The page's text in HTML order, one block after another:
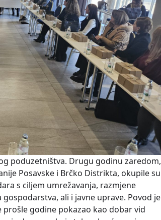
poduzetništva. Drugu godinu zaredom,
Posavske i Brčko Distrikta, okupile su
s ciljem umrežavanja, razmjene
ali i javne uprave. Povod je
godine pokazao kao dobar vid